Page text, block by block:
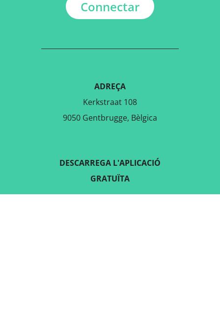
Connectar
ADREÇA
Kerkstraat 108
9050 Gentbrugge, Bèlgica
DESCARREGA L'APLICACIÓ
GRATUÏTA